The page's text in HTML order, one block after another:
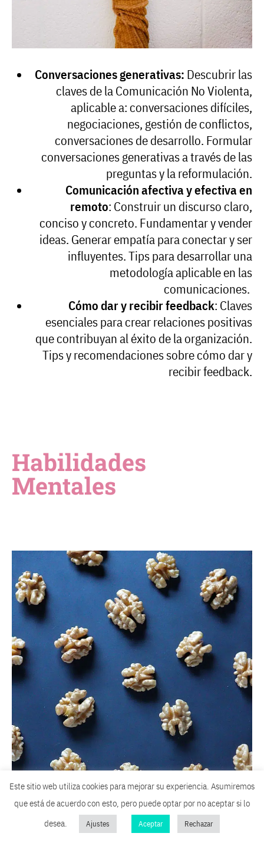
Conversaciones generativas: Descubrir las
claves de la Comunicación No Violenta,
aplicable a: conversaciones difíciles,
negociaciones, gestión de conflictos,
conversaciones de desarrollo. Formular
conversaciones generativas a través de las
preguntas y la reformulación.
Comunicación afectiva y efectiva en
remoto: Construir un discurso claro,
conciso y concreto. Fundamentar y vender
ideas. Generar empatía para conectar y ser
influyentes. Tips para desarrollar una
metodología aplicable en las
comunicaciones.
Cómo dar y recibir feedback: Claves
esenciales para crear relaciones positivas
que contribuyan al éxito de la organización.
Tips y recomendaciones sobre cómo dar y
recibir feedback.
Habilidades
Mentales
Este sitio web utiliza cookies para mejorar su experiencia. Asumiremos
que está de acuerdo con esto, pero puede optar por no aceptar si lo
desea.
Ajustes Aceptar Rechazar